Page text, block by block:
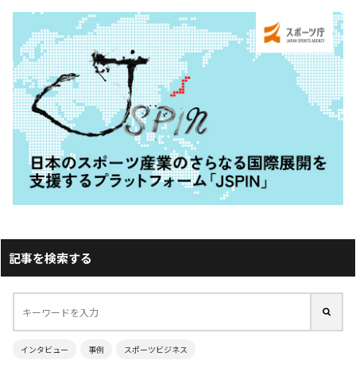
記事を検索する
インタビュー 事例 スポーツビジネス